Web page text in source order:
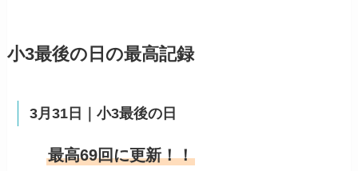
小3最後の日の最高記録
3月31日｜小3最後の日
最高69回に更新！！